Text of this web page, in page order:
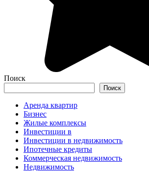
Поиск
Поиск
Аренда квартир
Бизнес
Жилые комплексы
Инвестиции в
Инвестиции в недвижимость
Ипотечные кредиты
Коммерческая недвижимость
Недвижимость